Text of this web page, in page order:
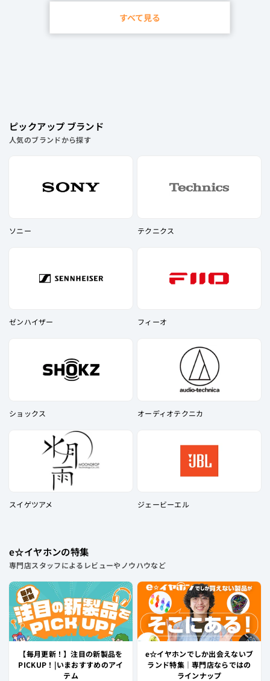
く分散されており、長時間のリスニングでも痛みは出にくいと感じまし
ディーやオケを埋もれさせることなくしっかりと聴こえてくるのが素晴
らしいです。ボーカルなどの中音域は伸びやかかつ明瞭に歌われ、高音
域も刺さり感がなくきれいに抜けていく感覚を味わえます。
音一音の情報量が多く、細やかなパッセージやブレス、弦を弾く音の躍
しさや楽器の躍動感、生々しさまで同時に堪能できる、まさに欲張りな
と、低音とボーカルが映えるサウンドが特徴の有線イヤホンです。
【試聴環境】
「iPhone 15 Plus」→「KHADAS Tea Pro」（有線接続）→「Softears
すべて見る
ピックアップ ブランド
人気のブランドから探す
ソニー テクニクス
ゼンハイザー フィーオ
ショックス オーディオテクニカ
スイゲツアメ ジェービーエル
e☆イヤホンの特集
専門店スタッフによるレビューやノウハウなど
【毎月更新！】注目の新製品を
PICKUP！|いまおすすめのアイ
テム
e☆イヤホンでしか出会えないブ
ランド特集｜専門店ならではの
ラインナップ